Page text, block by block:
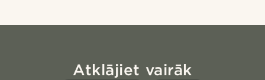
Atklājiet vairāk